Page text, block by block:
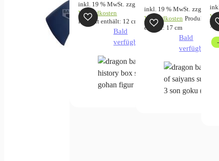
inkl. 19 % MwSt. zzgl.
Versandkosten
Produkt enthält: 12cm
Bald
verfügbar
inkl. 19 % MwSt. zzgl.
Versandkosten Produkt
enthält: 17 cm
Bald
verfügbar
7